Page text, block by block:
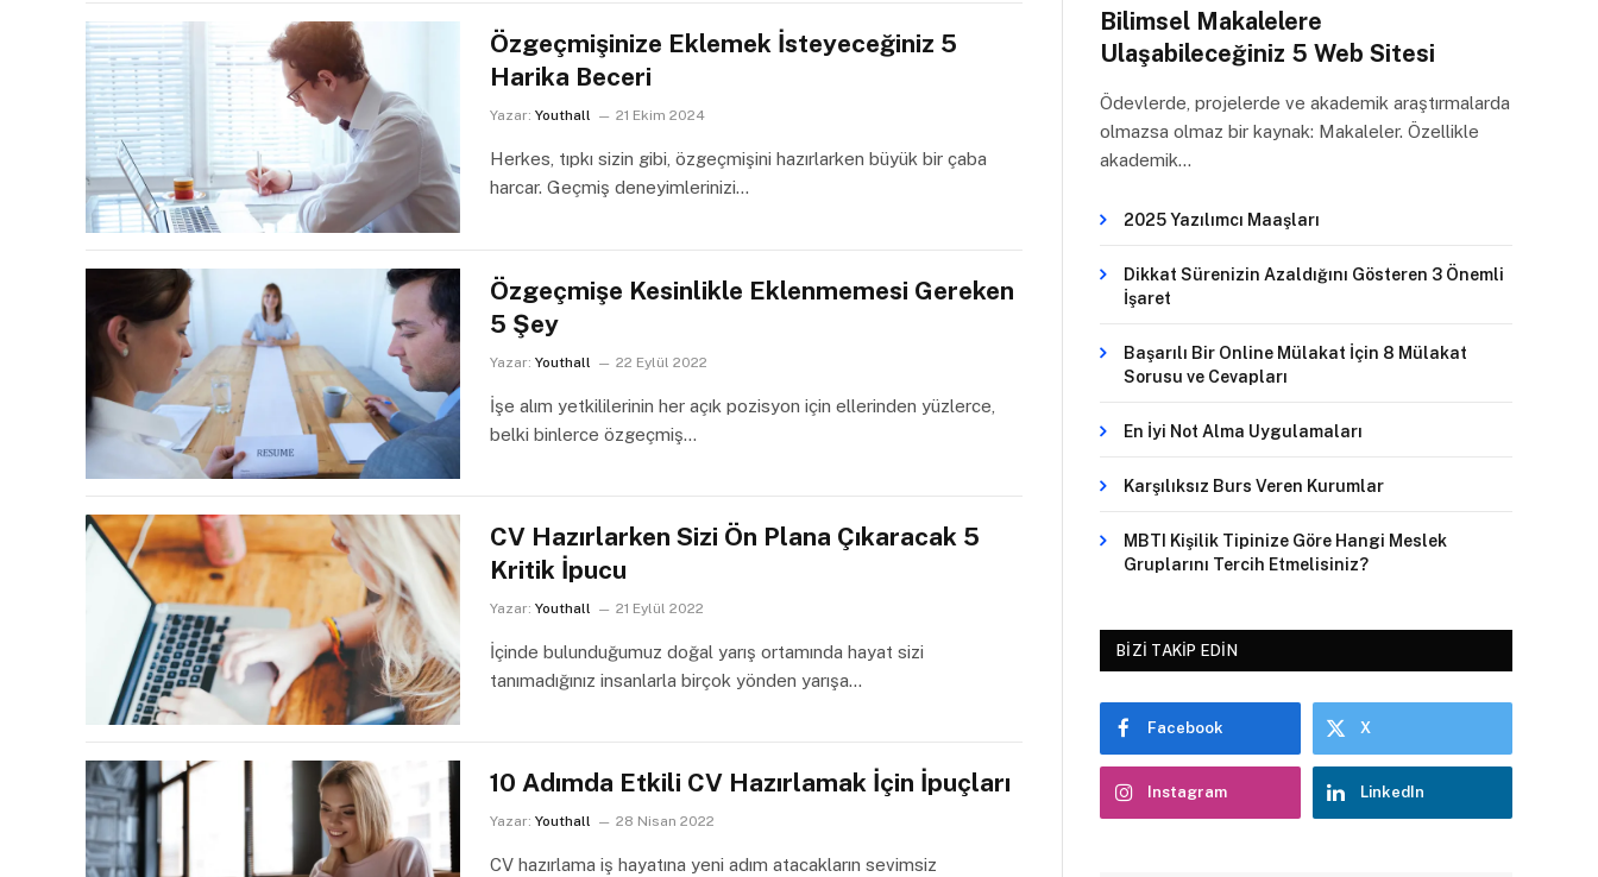
Özgeçmişinize Eklemek İsteyeceğiniz 5
Harika Beceri
Yazar: Youthall 21 Ekim 2024
Herkes, tıpkı sizin gibi, özgeçmişini hazırlarken büyük bir çaba
harcar. Geçmiş deneyimlerinizi…
Özgeçmişe Kesinlikle Eklenmemesi Gereken
5 Şey
Yazar: Youthall 22 Eylül 2022
İşe alım yetkililerinin her açık pozisyon için ellerinden yüzlerce,
belki binlerce özgeçmiş…
CV Hazırlarken Sizi Ön Plana Çıkaracak 5
Kritik İpucu
Yazar: Youthall 21 Eylül 2022
İçinde bulunduğumuz doğal yarış ortamında hayat sizi
tanımadığınız insanlarla birçok yönden yarışa…
10 Adımda Etkili CV Hazırlamak İçin İpuçları
Yazar: Youthall 28 Nisan 2022
CV hazırlama iş hayatına yeni adım atacakların sevimsiz
Bilimsel Makalelere
Ulaşabileceğiniz 5 Web Sitesi
Ödevlerde, projelerde ve akademik araştırmalarda
olmazsa olmaz bir kaynak: Makaleler. Özellikle
akademik…
2025 Yazılımcı Maaşları
Dikkat Sürenizin Azaldığını Gösteren 3 Önemli
İşaret
Başarılı Bir Online Mülakat İçin 8 Mülakat
Sorusu ve Cevapları
En İyi Not Alma Uygulamaları
Karşılıksız Burs Veren Kurumlar
MBTI Kişilik Tipinize Göre Hangi Meslek
Gruplarını Tercih Etmelisiniz?
BIZI TAKIP EDIN
Facebook X
Instagram LinkedIn